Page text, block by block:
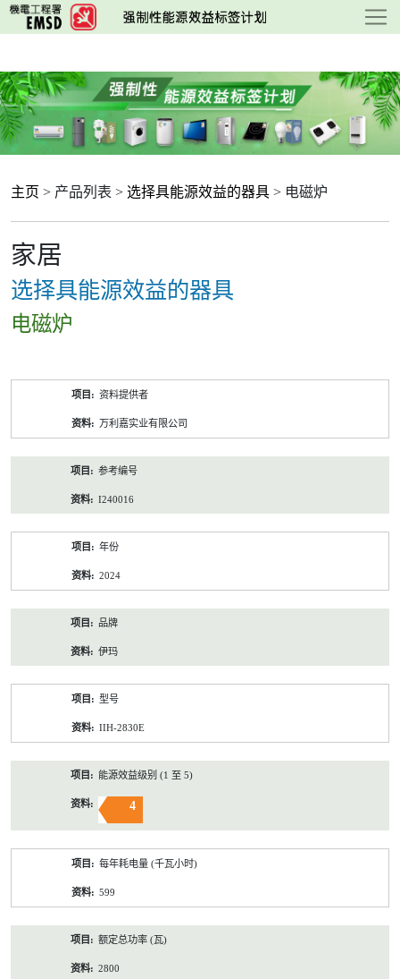
跳
至
要
内
容
主页 > 产品列表 > 选择具能源效益的器具 > 电磁炉
家居
选择具能源效益的器具
电磁炉
资料提供者
万利嘉实业有限公司
参考编号
I240016
年份
2024
品牌
伊玛
型号
IIH-2830E
能源效益级别 (1 至 5)
4
每年耗电量 (千瓦小时)
599
额定总功率 (瓦)
2800